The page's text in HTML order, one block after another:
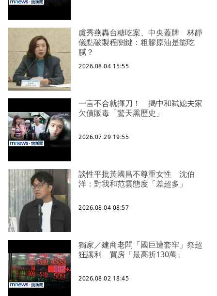
盧秀燕轟台糖吃案、中央蓋牌 林靜
儀點破製程關鍵：粗膠原油是能吃
膩？
2026.08.04 15:55
一言不合就揮刀！ 揭中和弒媳夫家
欠債販毒「驚天黑歷史」
2026.07.29 19:55
談性平批黃國昌不尊重女性 沈伯
洋：對我和范雲態度「差超多」
2026.08.04 08:57
獨家／建商老闆「國巨遭套牢」祭超
狂讓利 買房「最高折130萬」
2026.08.02 18:45